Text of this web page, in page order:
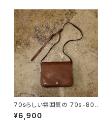
70sらしい雰囲気の 70s-80s
焦げ茶 ヴィンテージショルダー
バッグ [BAV-7]
¥6,900